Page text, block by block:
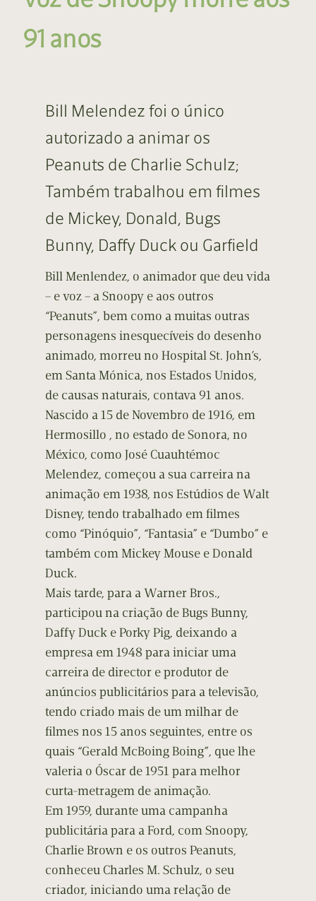
91 anos
Bill Melendez foi o único
autorizado a animar os
Peanuts de Charlie Schulz;
Também trabalhou em filmes
de Mickey, Donald, Bugs
Bunny, Daffy Duck ou Garfield
Bill Menlendez, o animador que deu vida
– e voz – a Snoopy e aos outros
“Peanuts”, bem como a muitas outras
personagens inesquecíveis do desenho
animado, morreu no Hospital St. John’s,
em Santa Mónica, nos Estados Unidos,
de causas naturais, contava 91 anos.
Nascido a 15 de Novembro de 1916, em
Hermosillo , no estado de Sonora, no
México, como José Cuauhtémoc
Melendez, começou a sua carreira na
animação em 1938, nos Estúdios de Walt
Disney, tendo trabalhado em filmes
como “Pinóquio”, “Fantasia” e “Dumbo” e
também com Mickey Mouse e Donald
Duck.
Mais tarde, para a Warner Bros.,
participou na criação de Bugs Bunny,
Daffy Duck e Porky Pig, deixando a
empresa em 1948 para iniciar uma
carreira de director e produtor de
anúncios publicitários para a televisão,
tendo criado mais de um milhar de
filmes nos 15 anos seguintes, entre os
quais “Gerald McBoing Boing”, que lhe
valeria o Óscar de 1951 para melhor
curta-metragem de animação.
Em 1959, durante uma campanha
publicitária para a Ford, com Snoopy,
Charlie Brown e os outros Peanuts,
conheceu Charles M. Schulz, o seu
criador, iniciando uma relação de